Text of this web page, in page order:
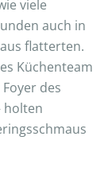
viele
auch in
flatterten.
Küchenteam
des
holten